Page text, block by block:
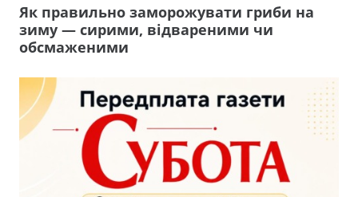
Як правильно заморожувати гриби на
зиму — сирими, відвареними чи
обсмаженими